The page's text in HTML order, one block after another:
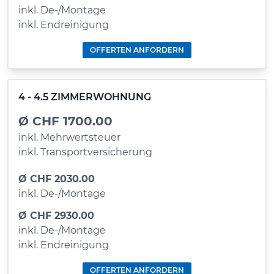
inkl. De-/Montage
inkl. Endreinigung
OFFERTEN ANFORDERN
4 - 4.5 ZIMMERWOHNUNG
Ø CHF 1700.00
inkl. Mehrwertsteuer
inkl. Transportversicherung
Ø CHF 2030.00
inkl. De-/Montage
Ø CHF 2930.00
inkl. De-/Montage
inkl. Endreinigung
OFFERTEN ANFORDERN